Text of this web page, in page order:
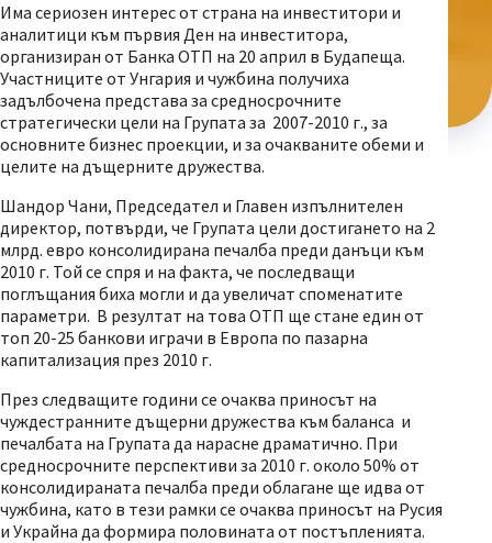
Има сериозен интерес от страна на инвеститори и
аналитици към първия Ден на инвеститора,
организиран от Банка ОТП на 20 април в Будапеща.
Участниците от Унгария и чужбина получиха
задълбочена представа за средносрочните
стратегически цели на Групата за 2007-2010 г., за
основните бизнес проекции, и за очакваните обеми и
целите на дъщерните дружества.
Шандор Чани, Председател и Главен изпълнителен
директор, потвърди, че Групата цели достигането на 2
млрд. евро консолидирана печалба преди данъци към
2010 г. Той се спря и на факта, че последващи
поглъщания биха могли и да увеличат споменатите
параметри. В резултат на това ОТП ще стане един от
топ 20-25 банкови играчи в Европа по пазарна
капитализация през 2010 г.
През следващите години се очаква приносът на
чуждестранните дъщерни дружества към баланса и
печалбата на Групата да нарасне драматично. При
средносрочните перспективи за 2010 г. около 50% от
консолидираната печалба преди облагане ще идва от
чужбина, като в тези рамки се очаква приносът на Русия
и Украйна да формира половината от постъпленията.